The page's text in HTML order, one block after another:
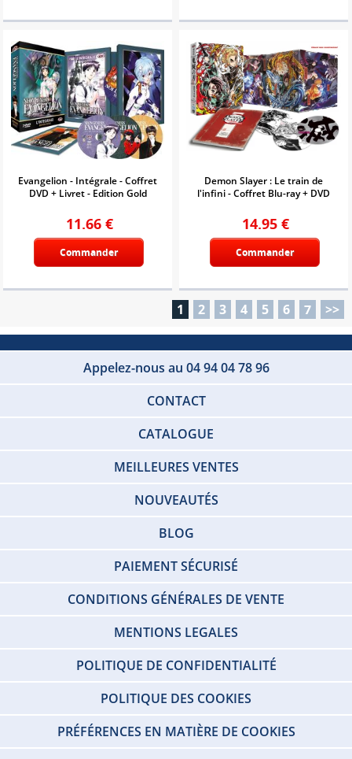
Evangelion - Intégrale - Coffret
DVD + Livret - Edition Gold
11.66 €
Commander
Demon Slayer : Le train de
l'infini - Coffret Blu-ray + DVD
14.95 €
Commander
1 2 3 4 5 6 7 >>
Appelez-nous au 04 94 04 78 96
CONTACT
CATALOGUE
MEILLEURES VENTES
NOUVEAUTÉS
BLOG
PAIEMENT SÉCURISÉ
CONDITIONS GÉNÉRALES DE VENTE
MENTIONS LEGALES
POLITIQUE DE CONFIDENTIALITÉ
POLITIQUE DES COOKIES
PRÉFÉRENCES EN MATIÈRE DE COOKIES